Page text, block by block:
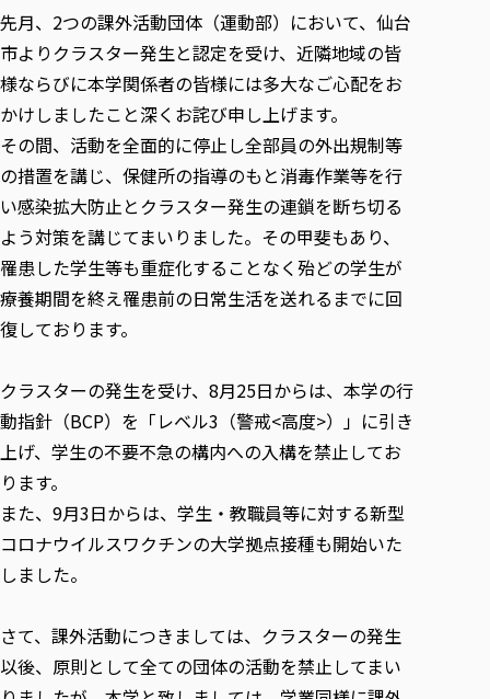
教職員募集
役員・評議員一覧
キャンパス案内
研究活動における不正行為の防止等に関する対応
大学広報誌「TFU Newsletter 東北福祉大学通信」
初年次教育（リエゾンゼミⅠ）について
リエゾンゼミ・ナビ（テキスト等）
お役立ち情報（リンク集）
放射線モニタリング測定結果（国見キャンパス）
事業計画／財務・事業報告
大学評価
IR情報
学校教育法施行規則第172条の2に基づく情報公開
教職課程における情報の公表
学部・学科等設置計画履行状況報告書
情報公開規程
リハビリテーション学科
医療経営管理学科
情報福祉マネジメント学科
仏教専修科
大学院
大学院
総合福祉学研究科 社会福祉学専攻 修士課程
総合福祉学研究科 社会福祉学専攻 博士課程
総合福祉学研究科 福祉心理学専攻 修士課程
教育学研究科 教育学専攻 修士課程
通信教育部
通信教育部
通信制大学院 総合福祉学研究科 社会福祉学専攻 修士課程
通信制大学院 総合福祉学研究科 福祉心理学専攻 修士課程
カリキュラム（学部・大学院）
その他の就学機会
学びの特徴
ICT教育
初年次教育（リエゾンゼミⅠ）
実学臨床教育（総合福祉学部のみ履修可能）
教育実践活動（教育学科学生のみ受講可能）
禅のこころ
教員紹介・業績
学びのサポート
学費（学部学科）
授業料減免・奨学金等
学生生活サポート
学生自主活動支援
東北福祉大学のキャリアサポート
進路・就職支援
東北福祉大学のキャリア教育
採用ご担当者様へ
採用ご担当者様へ
センター長の挨拶
求人の受付について
単独学内説明会のご案内
在学生の方
在学生の方
資格取得報奨制度について
東北福祉大学求人・インターンシップ検索サイト（キャリタス
卒業生の方
卒業生の方
卒業後のキャリア支援体制
在学生による訪問、情報提供へのご協力のお願い
卒業生アンケート
よくあるご質問
東北福祉大学のDNA
在学生インタビュー
大学指定団体紹介
交換留学生 Exchange students
海外留学・研修
外国人在学生
Prospective Students
学生支援センター国際交流の活動
スタッフ紹介
社会連携・研究 TOP
東北福祉大学の研究活動
東北福祉大学の研究活動
東北福祉大学の研究紹介
共同研究等をご検討の皆様へ
東北福祉大学の紀要・リポジトリ
東北福祉大学の紀要・リポジトリ
研究紀要
教職研究
東北福祉大学教育・教職センター特別支援教育研究年報一覧
芹沢銈介美術工芸館年報
東北福祉大学オープンアクセス方針
産学・産学官連携
産学・産学官連携
「高齢者のフレイル予防及びデジタルデバイド解消に向けた産
高齢者施設特化型モジュラー車いす開発
学生参加 × 産学官連携 ～ 「行学一如」の実践
社会貢献・地域連携活動
社会貢献・地域連携活動
社会貢献への取り組み
各種社会貢献活動の窓口
伝承講座「311『伝える／備える』次世代塾」
JICA草の根技術協力事業
生涯学習・社会人講座
自治体・団体等との主な協定
研究所について
研究者のご紹介
生涯教育・キャリア教育
生涯教育・キャリア教育TOP
生涯学習・社会人講座
月例TFU実学臨床研究セミナー
特別支援教育研究室
TFU教育フォーラム
関連法人
取材について
施設利用
同窓会
Universal Passport
先月、2つの課外活動団体（運動部）において、仙台
市よりクラスター発生と認定を受け、近隣地域の皆
様ならびに本学関係者の皆様には多大なご心配をお
かけしましたこと深くお詫び申し上げます。
その間、活動を全面的に停止し全部員の外出規制等
の措置を講じ、保健所の指導のもと消毒作業等を行
い感染拡大防止とクラスター発生の連鎖を断ち切る
よう対策を講じてまいりました。その甲斐もあり、
罹患した学生等も重症化することなく殆どの学生が
療養期間を終え罹患前の日常生活を送れるまでに回
復しております。
クラスターの発生を受け、8月25日からは、本学の行
動指針（BCP）を「レベル3（警戒<高度>）」に引き
上げ、学生の不要不急の構内への入構を禁止してお
ります。
また、9月3日からは、学生・教職員等に対する新型
コロナウイルスワクチンの大学拠点接種も開始いた
しました。
さて、課外活動につきましては、クラスターの発生
以後、原則として全ての団体の活動を禁止してまい